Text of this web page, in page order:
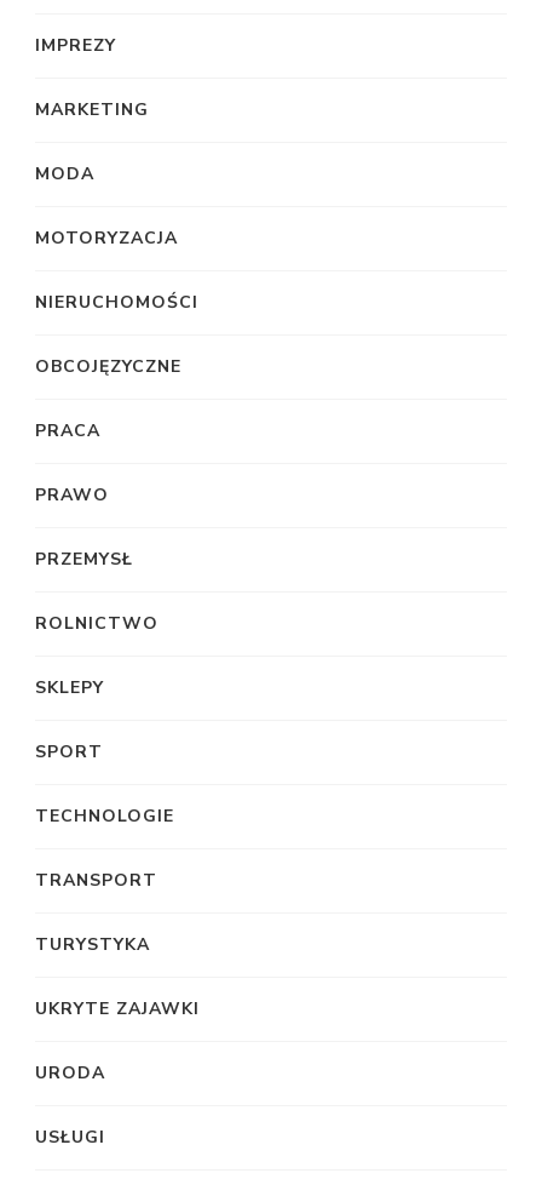
IMPREZY
MARKETING
MODA
MOTORYZACJA
NIERUCHOMOŚCI
OBCOJĘZYCZNE
PRACA
PRAWO
PRZEMYSŁ
ROLNICTWO
SKLEPY
SPORT
TECHNOLOGIE
TRANSPORT
TURYSTYKA
UKRYTE ZAJAWKI
URODA
USŁUGI